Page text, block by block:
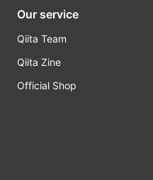
Our service
Qiita Team
Qiita Zine
Official Shop